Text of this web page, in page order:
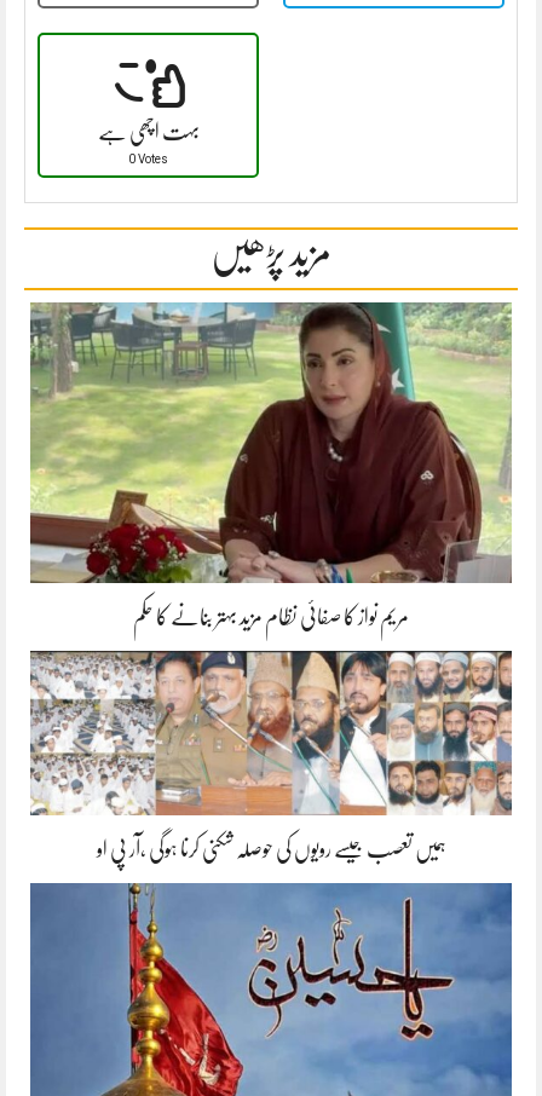
بہت اچھی ہے
0 Votes
مزید پڑھیں
مریم نواز کا صفائی نظام مزید بہتر بنانے کا حکم
ہمیں تعصب جیسے رویوں کی حوصلہ شکنی کرنا ہوگی ،آر پی او